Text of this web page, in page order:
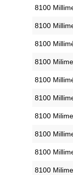
‎8100
‎8100
‎8100
‎8100
‎8100
‎8100
‎8100
‎8100
‎8100
‎8100